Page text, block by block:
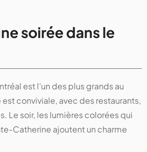
soirée dans le
est l’un des plus grands au
conviviale, avec des restaurants,
Le soir, les lumières colorées qui
Catherine ajoutent un charme